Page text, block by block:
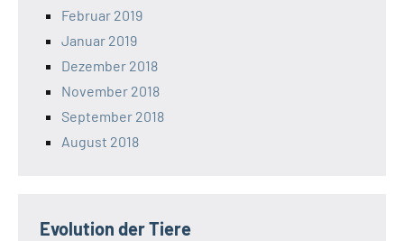
Februar 2019
Januar 2019
Dezember 2018
November 2018
September 2018
August 2018
Evolution der Tiere